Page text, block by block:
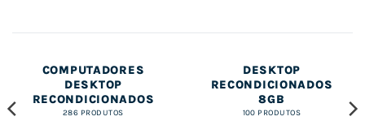
COMPUTADORES
DESKTOP
RECONDICIONADOS
286 PRODUTOS
DESKTOP
RECONDICIONADOS
8GB
100 PRODUTOS